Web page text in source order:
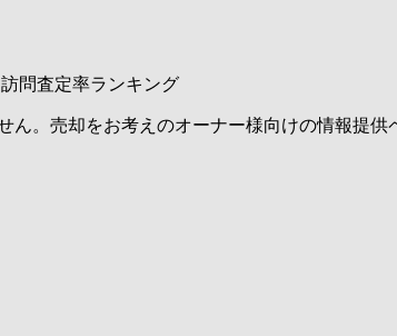
問査定率ランキング
。売却をお考えのオーナー様向けの情報提供